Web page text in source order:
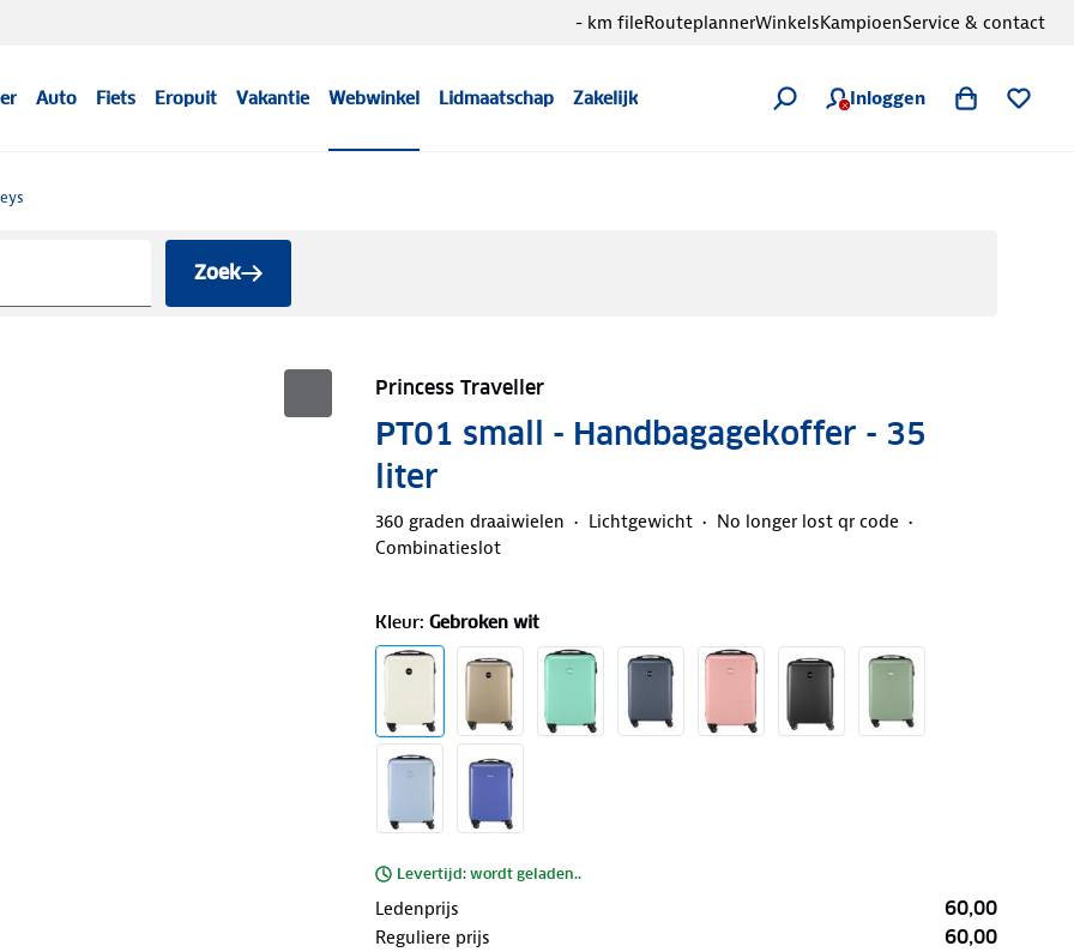
Auto Fiets Eropuit Vakantie Webwinkel Lidmaatschap Zakelijk Inloggen
- km fileRouteplannerWinkelsKampioenService & contact
Zoek
Princess Traveller
PT01 small - Handbagagekoffer - 35
liter
360 graden draaiwielen Lichtgewicht
No longer lost qr code
Combinatieslot
Kleur: Gebroken wit
Levertijd: wordt geladen..
Ledenprijs 60,00
Reguliere prijs 60,00